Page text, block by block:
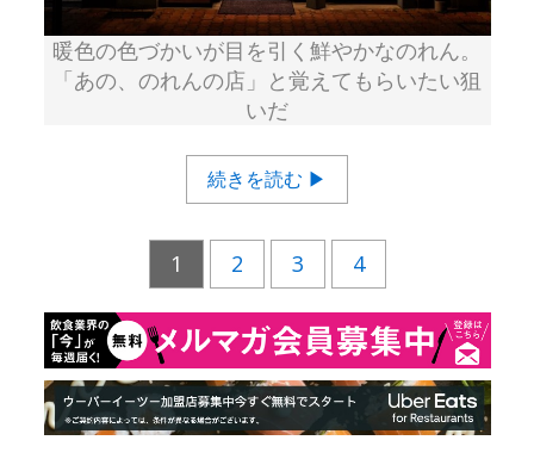
暖色の色づかいが目を引く鮮やかなのれん。
「あの、のれんの店」と覚えてもらいたい狙
いだ
続きを読む ▶
1 2 3 4